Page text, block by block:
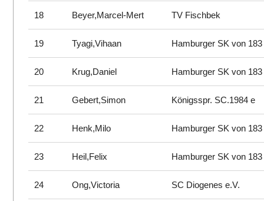
18 Beyer,Marcel-Mert TV Fischbek
19 Tyagi,Vihaan Hamburger SK von 183
20 Krug,Daniel Hamburger SK von 183
21 Gebert,Simon Königsspr. SC.1984 e
22 Henk,Milo Hamburger SK von 183
23 Heil,Felix Hamburger SK von 183
24 Ong,Victoria SC Diogenes e.V.